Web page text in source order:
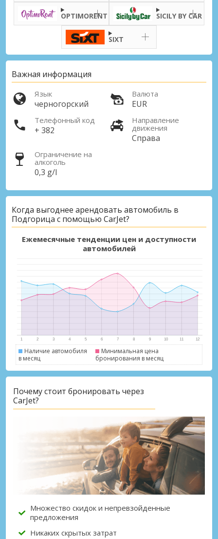
OPTIMORENT SICILY BY CAR
SIXT
Важная информация
Язык
черногорский
Валюта
EUR
Телефонный код
+ 382
Направление
движения
Справа
Ограничение на
алкоголь
0,3 g/l
Когда выгоднее арендовать автомобиль в
Подгорица с помощью CarJet?
Ежемесячные тенденции цен и доступности
автомобилей
Наличие автомобиля
в месяц
Минимальная цена
бронирования в месяц
Почему стоит бронировать через
CarJet?
Множество скидок и непревзойденные
предложения
Никаких скрытых затрат
Лучшие сбережения
Получите доступ к эксклюзивным
предложениям партнёров